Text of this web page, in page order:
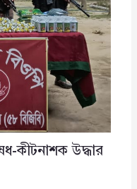
কীটনাশক উদ্ধার